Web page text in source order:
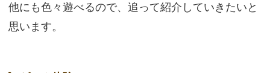
他にも色々遊べるので、追って紹介していきたいと
思います。